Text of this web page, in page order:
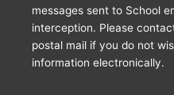
messages sent to School
interception. Please
postal mail if you do not
information electronically.